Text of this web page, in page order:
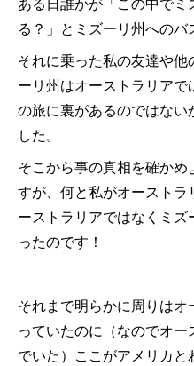
る？」とミズーリ州へのバ
それに乗った私の友達や
ーリ州はオーストラリアで
の旅に裏があるのではない
した。
そこから事の真相を確か
すが、何と私がオースト
ーストラリアではなくミ
ったのです！
それまで明らかに周りは
っていたのに（なのでオ
でいた）ここがアメリカ